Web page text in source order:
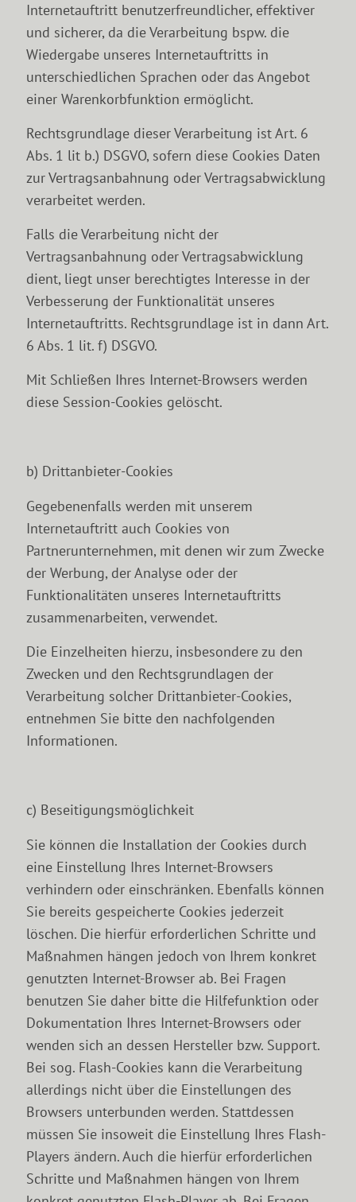
Internetauftritt benutzerfreundlicher, effektiver
und sicherer, da die Verarbeitung bspw. die
Wiedergabe unseres Internetauftritts in
unterschiedlichen Sprachen oder das Angebot
einer Warenkorbfunktion ermöglicht.
Rechtsgrundlage dieser Verarbeitung ist Art. 6
Abs. 1 lit b.) DSGVO, sofern diese Cookies Daten
zur Vertragsanbahnung oder Vertragsabwicklung
verarbeitet werden.
Falls die Verarbeitung nicht der
Vertragsanbahnung oder Vertragsabwicklung
dient, liegt unser berechtigtes Interesse in der
Verbesserung der Funktionalität unseres
Internetauftritts. Rechtsgrundlage ist in dann Art.
6 Abs. 1 lit. f) DSGVO.
Mit Schließen Ihres Internet-Browsers werden
diese Session-Cookies gelöscht.
b) Drittanbieter-Cookies
Gegebenenfalls werden mit unserem
Internetauftritt auch Cookies von
Partnerunternehmen, mit denen wir zum Zwecke
der Werbung, der Analyse oder der
Funktionalitäten unseres Internetauftritts
zusammenarbeiten, verwendet.
Die Einzelheiten hierzu, insbesondere zu den
Zwecken und den Rechtsgrundlagen der
Verarbeitung solcher Drittanbieter-Cookies,
entnehmen Sie bitte den nachfolgenden
Informationen.
c) Beseitigungsmöglichkeit
Sie können die Installation der Cookies durch
eine Einstellung Ihres Internet-Browsers
verhindern oder einschränken. Ebenfalls können
Sie bereits gespeicherte Cookies jederzeit
löschen. Die hierfür erforderlichen Schritte und
Maßnahmen hängen jedoch von Ihrem konkret
genutzten Internet-Browser ab. Bei Fragen
benutzen Sie daher bitte die Hilfefunktion oder
Dokumentation Ihres Internet-Browsers oder
wenden sich an dessen Hersteller bzw. Support.
Bei sog. Flash-Cookies kann die Verarbeitung
allerdings nicht über die Einstellungen des
Browsers unterbunden werden. Stattdessen
müssen Sie insoweit die Einstellung Ihres Flash-
Players ändern. Auch die hierfür erforderlichen
Schritte und Maßnahmen hängen von Ihrem